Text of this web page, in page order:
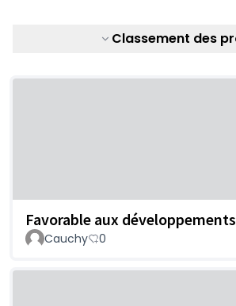
Classement des
Favorable aux
Cauchy 0